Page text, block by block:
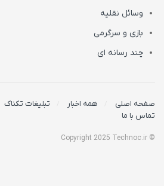
وسائل نقلیه
بازی و سرگرمی
چند رسانه ای
صفحه اصلی همه اخبار تبلیغات تکناک
تماس با ما
© Copyright 2025 Technoc.ir